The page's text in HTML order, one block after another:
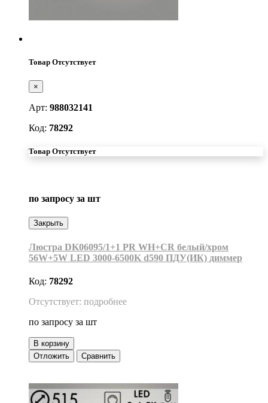
Товар Отсутствует
×
Арт: 988032141
Код: 78292
Товар Отсутствует
по запросу за шт
Закрыть
Люстра DK06095/1+1 PR WH+CR белый/хром
56W+5W LED 3000-6500K d590 ПДУ(ИК) диммер
Код: 78292
Отсутствует: подробнее
по запросу за шт
В корзину
Отложить
Сравнить